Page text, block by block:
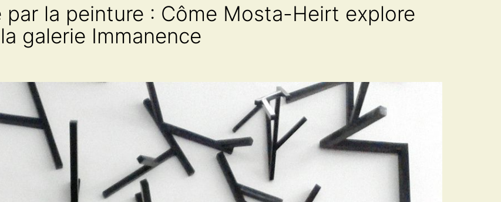
par la peinture : Côme Mosta-Heirt explore
galerie Immanence